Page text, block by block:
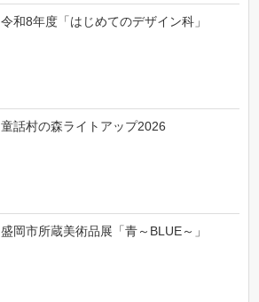
令和8年度「はじめてのデザイン科」
童話村の森ライトアップ2026
盛岡市所蔵美術品展「青～BLUE～」